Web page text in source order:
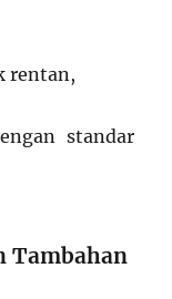
rentan,
standar
Tambahan